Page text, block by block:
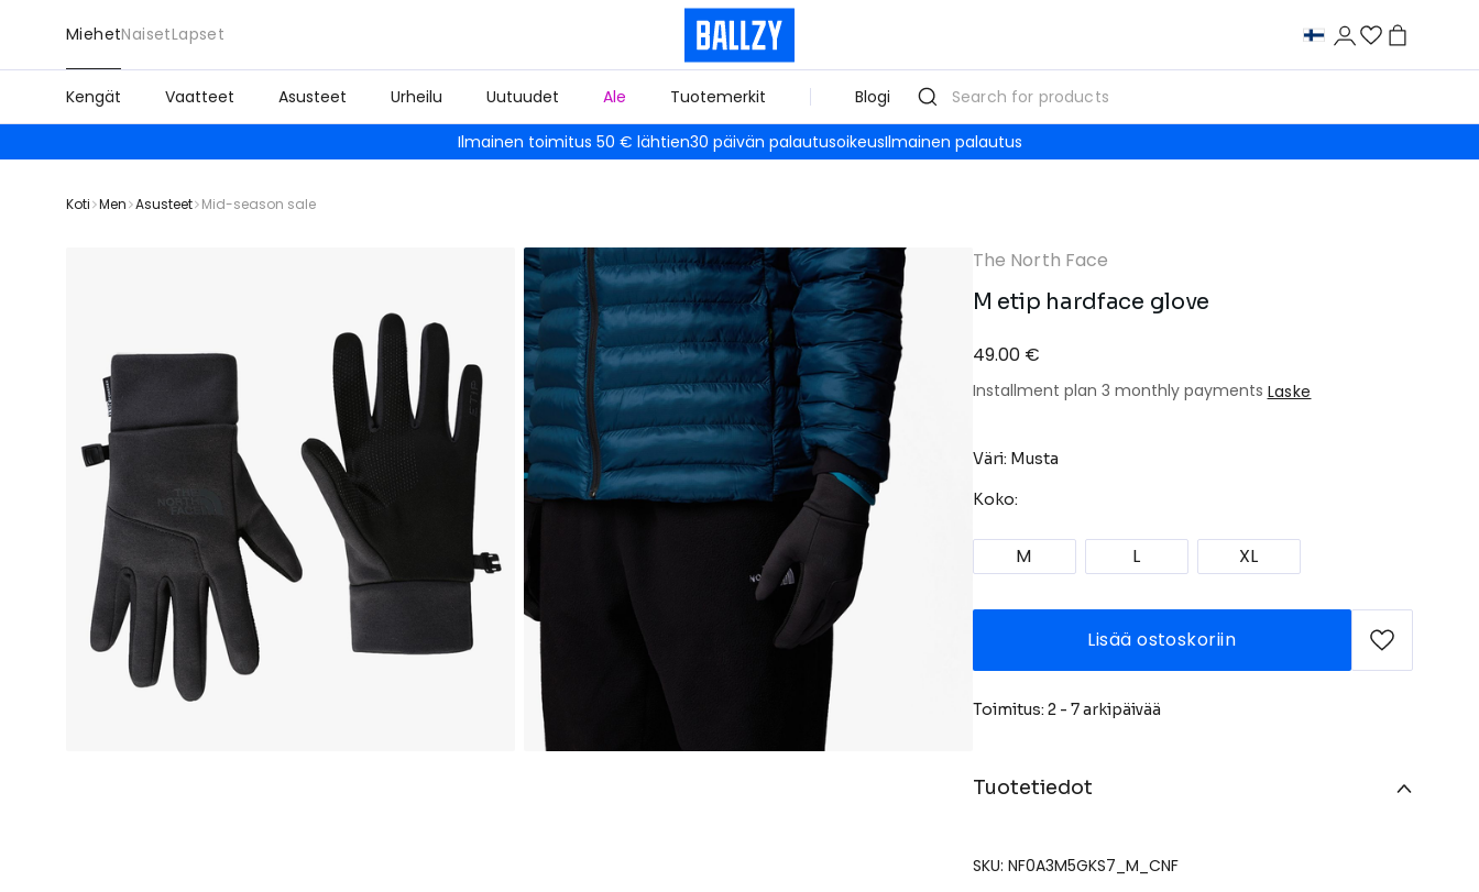
MiehetNaisetLapset
Kengät Vaatteet Asusteet Urheilu Uutuudet Ale Tuotemerkit Blogi
Ilmainen toimitus 50 € lähtien30 päivän palautusoikeusIlmainen palautus
Koti Men Asusteet Mid-season sale
The North Face
M etip hardface glove
49.00 €
Installment plan 3 monthly payments Laske
Väri: Musta
Koko:
M L XL
Lisää ostoskoriin
Toimitus: 2 - 7 arkipäivää
Tuotetiedot
SKU: NF0A3M5GKS7_M_CNF